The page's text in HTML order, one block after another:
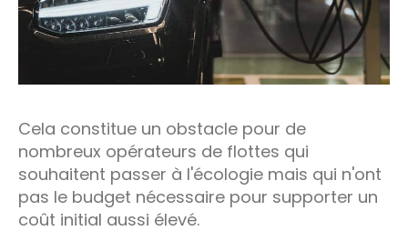
Cela constitue un obstacle pour de
nombreux opérateurs de flottes qui
souhaitent passer à l'écologie mais qui n'ont
pas le budget nécessaire pour supporter un
coût initial aussi élevé.